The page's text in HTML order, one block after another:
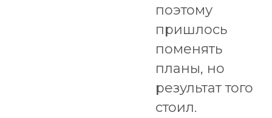
поэтому
пришлось
поменять
планы, но
результат того
стоил.